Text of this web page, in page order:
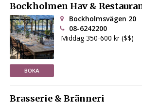
Bockholmen Hav &
BOKA
Bockholmsvägen 20
08-6242200
Middag 350-600 kr ($$)
Brasserie & Bränneri